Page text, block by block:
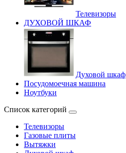
Телевизоры
ДУХОВОЙ ШКАФ
Духовой шкаф
Посудомоечная машина
Ноутбуки
Список категорий
Телевизоры
Газовые плиты
Вытяжки